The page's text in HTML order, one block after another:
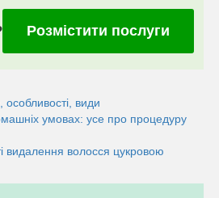
Розмістити послуги
особливості, види
умовах: усе про процедуру
видалення волосся цукровою